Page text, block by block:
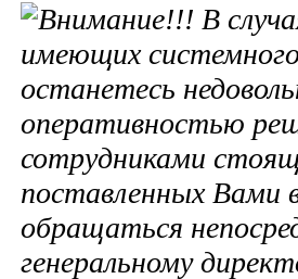
В
имеющих
останетесь
оперативностью
сотрудниками
поставленных Вами
обращаться
генеральному